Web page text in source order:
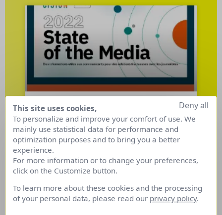
État des médias dans le
monde : 3 points à retenir.
Les priorités des journalistes ont-elles changées
? 2 années de pandémie ont-elles fait émerger
de nouvelles sources d’informations et quelles
sont leurs attentes face aux communicants ?
Éléments de réponse dans l’étude que Cision
vient de sortir …
This site uses cookies,
To personalize and improve your comfort of use. We
mainly use statistical data for performance and
optimization purposes and to bring you a better
experience.
For more information or to change your preferences,
click on the Customize button.
To learn more about these cookies and the processing
of your personal data, please read our privacy policy.
Deny all